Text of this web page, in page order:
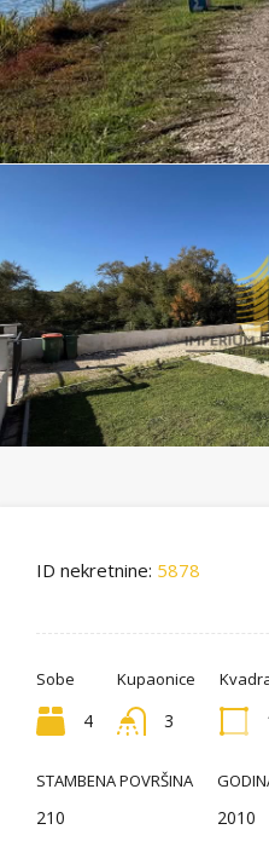
ID nekretnine: 5878
Sobe
4
Kupaonice
3
STAMBENA POVRŠINA
210 2010